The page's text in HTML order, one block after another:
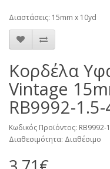
Διαστάσεις: 15mm x 10yd
Κορδέλα
Vintage
RB9992-1.5-
Κωδικός Προϊόντος: RB9992-
Διαθεσιμότητα: Διαθέσιμο